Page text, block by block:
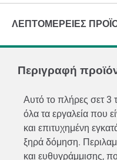
ΛΕΠΤΟΜΈΡΕΙΕΣ
Περιγραφή
Αυτό το πλήρες σετ 3
όλα τα εργαλεία που
και επιτυχημένη
ξηρά δόμηση.
και ευθυγράμμισης,